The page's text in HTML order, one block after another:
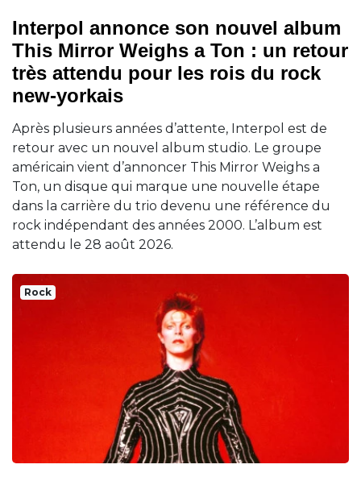
Interpol annonce son nouvel album
This Mirror Weighs a Ton : un retour
très attendu pour les rois du rock
new-yorkais
Après plusieurs années d’attente, Interpol est de
retour avec un nouvel album studio. Le groupe
américain vient d’annoncer This Mirror Weighs a
Ton, un disque qui marque une nouvelle étape
dans la carrière du trio devenu une référence du
rock indépendant des années 2000. L’album est
attendu le 28 août 2026.
Rock